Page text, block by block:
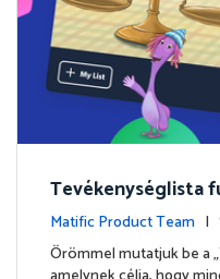
Tevékenységlista
mentésével
Matific Product Team
sek
Örömmel mutatjuk be a